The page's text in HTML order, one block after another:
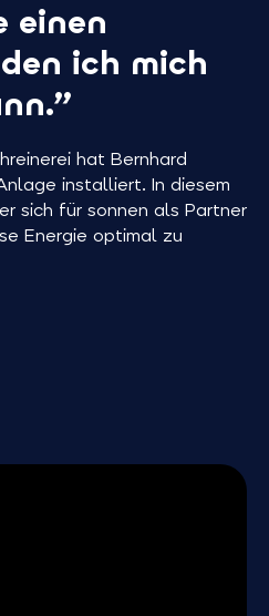
einen
ich mich
hat Bernhard
installiert. In diesem
sich für sonnen als Partner
Energie optimal zu